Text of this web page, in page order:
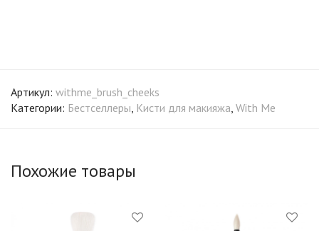
Артикул: withme_brush_cheeks
Категории: Бестселлеры Кисти для макияжа With Me
Похожие товары